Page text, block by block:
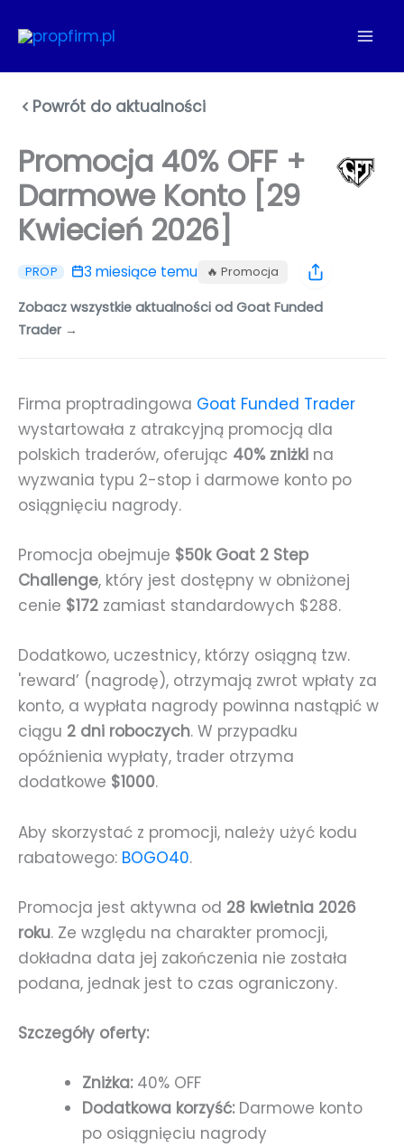
do
Powrót do aktualności
Promocja 40% OFF +
Darmowe Konto [29
Kwiecień 2026]
PROP 3 miesiące temu 🔥 Promocja
Zobacz wszystkie aktualności od Goat Funded
Trader →
Firma proptradingowa Goat Funded Trader
wystartowała z atrakcyjną promocją dla
polskich traderów, oferując 40% zniżki na
wyzwania typu 2-stop i darmowe konto po
osiągnięciu nagrody.
Promocja obejmuje $50k Goat 2 Step
Challenge, który jest dostępny w obniżonej
cenie $172 zamiast standardowych $288.
Dodatkowo, uczestnicy, którzy osiągną tzw.
'reward’ (nagrodę), otrzymają zwrot wpłaty za
konto, a wypłata nagrody powinna nastąpić w
ciągu 2 dni roboczych. W przypadku
opóźnienia wypłaty, trader otrzyma
dodatkowe $1000.
Aby skorzystać z promocji, należy użyć kodu
rabatowego: BOGO40.
Promocja jest aktywna od 28 kwietnia 2026
roku. Ze względu na charakter promocji,
dokładna data jej zakończenia nie została
podana, jednak jest to czas ograniczony.
Szczegóły oferty:
Zniżka:40% OFF
Dodatkowa korzyść:Darmowe konto
po osiągnięciu nagrody